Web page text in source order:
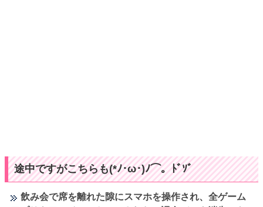
途中ですがこちらも(*ﾉ･ω･)ﾉ⌒。ﾄﾞｿﾞ
飲み会で席を離れた隙にスマホを操作され、全ゲーム